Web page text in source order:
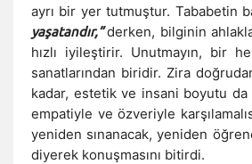
ayrı bir yer tutmuştur. Tababetin
yaşatandır,” derken, bilginin
hızlı iyileştirir. Unutmayın, bir
sanatlarından biridir. Zira
kadar, estetik ve insani boyutu da
empatiyle ve özveriyle
yeniden sınanacak, yeniden
diyerek konuşmasını bitirdi.